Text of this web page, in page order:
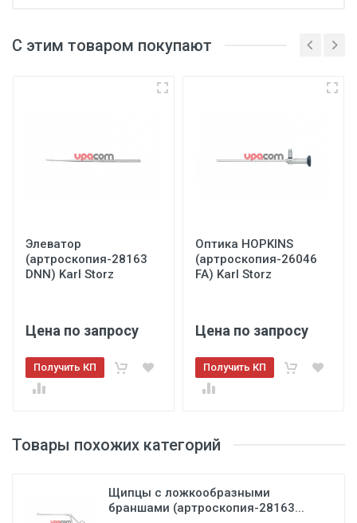
Товары похожих категорий
Щипцы с ложкообразными
браншами (артроскопия-28163...
С этим товаром покупают
Элеватор
(артроскопия-28163
DNN) Karl Storz
Цена по запросу
Получить КП
Оптика HOPKINS
(артроскопия-26046
FA) Karl Storz
Цена по запросу
Получить КП